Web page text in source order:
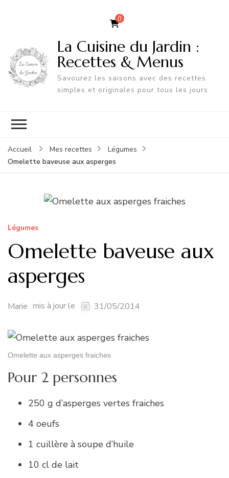
0
La Cuisine du Jardin :
Recettes & Menus
Savourez les saisons avec des recettes
simples et originales pour tous les jours
Accueil Mes recettes
Légumes
Omelette baveuse aux asperges
Légumes
Omelette baveuse aux
asperges
Marie mis à jour le 31/05/2014
Omelette aux asperges fraiches
Pour 2 personnes
250 g d’asperges vertes fraiches
4 oeufs
1 cuillère à soupe d’huile
10 cl de lait